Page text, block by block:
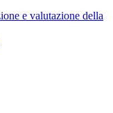
e valutazione della